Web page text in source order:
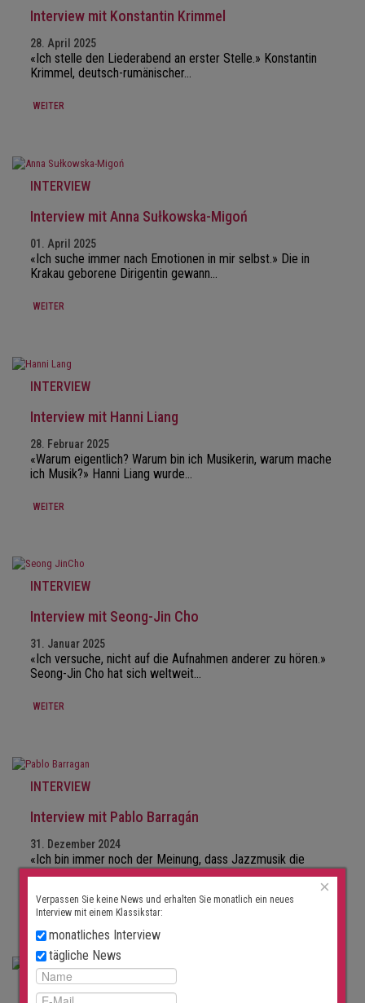
Interview mit Konstantin Krimmel
28. April 2025
«Ich stelle den Liederabend an erster Stelle.» Konstantin
Krimmel, deutsch-rumänischer…
WEITER
INTERVIEW
Interview mit Anna Sułkowska-Migoń
01. April 2025
«Ich suche immer nach Emotionen in mir selbst.» Die in
Krakau geborene Dirigentin gewann…
WEITER
INTERVIEW
Interview mit Hanni Liang
28. Februar 2025
«Warum eigentlich? Warum bin ich Musikerin, warum mache
ich Musik?» Hanni Liang wurde…
WEITER
INTERVIEW
Interview mit Seong-Jin Cho
31. Januar 2025
«Ich versuche, nicht auf die Aufnahmen anderer zu hören.»
Seong-Jin Cho hat sich weltweit…
WEITER
INTERVIEW
Interview mit Pablo Barragán
31. Dezember 2024
«Ich bin immer noch der Meinung, dass Jazzmusik die
höchste Kunst des Ausdrucks ist.»…
WEITER
INTERVIEW
×
Verpassen Sie keine News und erhalten Sie monatlich ein neues
Interview mit einem Klassikstar:
monatliches Interview
tägliche News